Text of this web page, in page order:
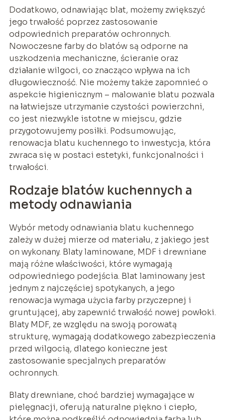
Dodatkowo, odnawiając blat, możemy zwiększyć
jego trwałość poprzez zastosowanie
odpowiednich preparatów ochronnych.
Nowoczesne farby do blatów są odporne na
uszkodzenia mechaniczne, ścieranie oraz
działanie wilgoci, co znacząco wpływa na ich
długowieczność. Nie możemy także zapomnieć o
aspekcie higienicznym – malowanie blatu pozwala
na łatwiejsze utrzymanie czystości powierzchni,
co jest niezwykle istotne w miejscu, gdzie
przygotowujemy posiłki. Podsumowując,
renowacja blatu kuchennego to inwestycja, która
zwraca się w postaci estetyki, funkcjonalności i
trwałości.
Rodzaje blatów kuchennych a
metody odnawiania
Wybór metody odnawiania blatu kuchennego
zależy w dużej mierze od materiału, z jakiego jest
on wykonany. Blaty laminowane, MDF i drewniane
mają różne właściwości, które wymagają
odpowiedniego podejścia. Blat laminowany jest
jednym z najczęściej spotykanych, a jego
renowacja wymaga użycia farby przyczepnej i
gruntującej, aby zapewnić trwałość nowej powłoki.
Blaty MDF, ze względu na swoją porowatą
strukturę, wymagają dodatkowego zabezpieczenia
przed wilgocią, dlatego konieczne jest
zastosowanie specjalnych preparatów
ochronnych.
Blaty drewniane, choć bardziej wymagające w
pielęgnacji, oferują naturalne piękno i ciepło,